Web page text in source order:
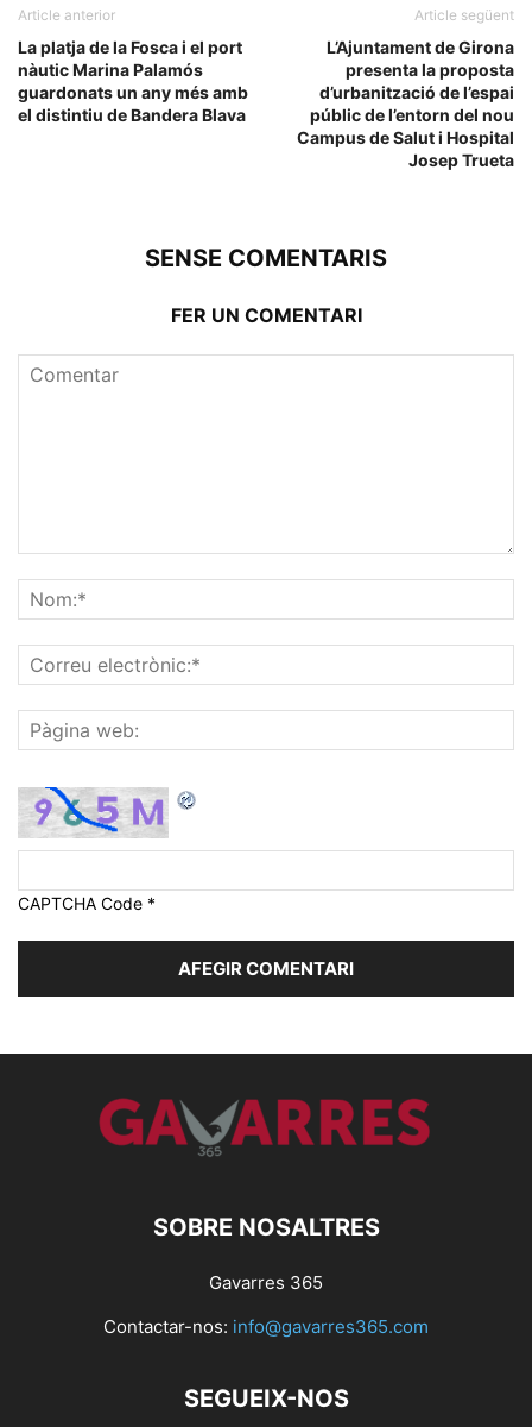
Article anterior
La platja de la Fosca i el port
nàutic Marina Palamós
guardonats un any més amb
el distintiu de Bandera Blava
Article següent
L’Ajuntament de Girona
presenta la proposta
d’urbanització de l’espai
públic de l’entorn del nou
Campus de Salut i Hospital
Josep Trueta
SENSE COMENTARIS
FER UN COMENTARI
CAPTCHA Code *
SOBRE NOSALTRES
Gavarres 365
Contactar-nos: info@gavarres365.com
SEGUEIX-NOS